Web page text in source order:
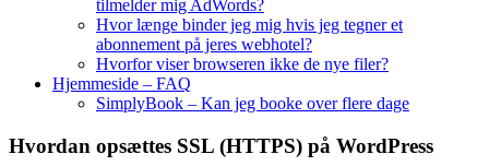
tilmelder mig AdWords?
Hvor længe binder jeg mig hvis jeg tegner et
abonnement på jeres webhotel?
Hvorfor viser browseren ikke de nye filer?
Hjemmeside – FAQ
SimplyBook – Kan jeg booke over flere dage
Hvordan opsættes SSL (HTTPS) på WordPress